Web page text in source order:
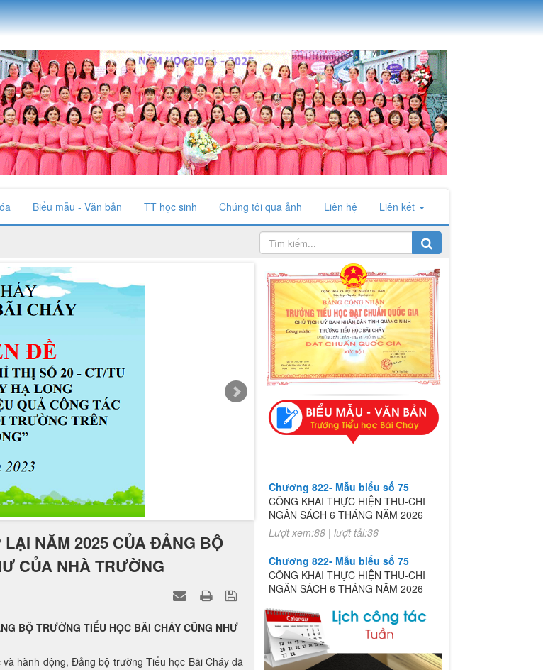
Biểu mẫu - Văn bản TT học sinh Chúng tôi qua ảnh Liên hệ Liên kết
NĂM 2025 CỦA ĐẢNG BỘ
CỦA NHÀ TRƯỜNG
BỘ TRƯỜNG TIỂU HỌC BÃI CHÁY CŨNG NHƯ
hành động, Đảng bộ trường Tiểu học Bãi Cháy đã
NGÂN SÁCH 6 THÁNG NĂM 2026
Lượt xem:88 | lượt tải:36
Chương 822- Mẫu biểu số 75
NGÂN SÁCH 6 THÁNG NĂM 2026
Lượt xem:88 | lượt tải:36